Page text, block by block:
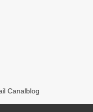
Canalblog